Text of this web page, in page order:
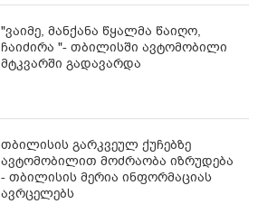
"ვაიმე, მანქანა წყალმა წაიღო,
ჩაიძირა "- თბილისში ავტომობილი
მტკვარში გადავარდა
თბილისის გარკვეულ ქუჩებზე
ავტომობილით მოძრაობა იზრუდება
- თბილისის მერია ინფორმაციას
ავრცელებს